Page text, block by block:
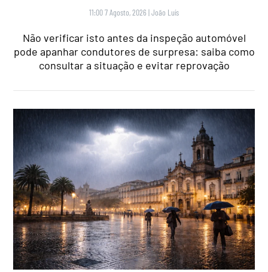
11:00 7 Agosto, 2026 |João Luís
Não verificar isto antes da inspeção automóvel
pode apanhar condutores de surpresa: saiba como
consultar a situação e evitar reprovação